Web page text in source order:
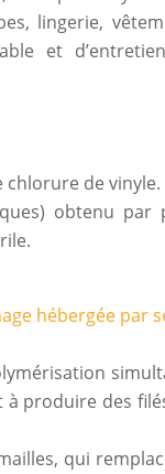
lingerie,
et
chlorure de vinyle.
obtenu par
à produire des
qui